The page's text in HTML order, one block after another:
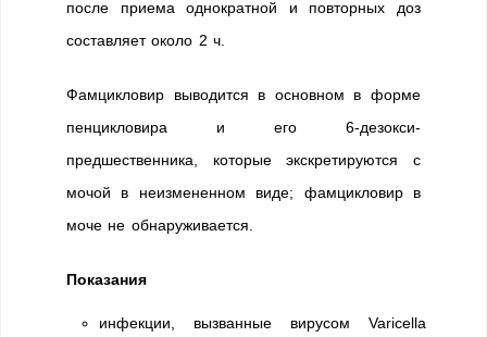
после приема однократной и повторных доз
составляет около 2 ч.
Фамцикловир выводится в основном в форме
пенцикловира и его 6-дезокси-
предшественника, которые экскретируются с
мочой в неизмененном виде; фамцикловир в
моче не обнаруживается.
Показания
инфекции, вызванные вирусом Varicella